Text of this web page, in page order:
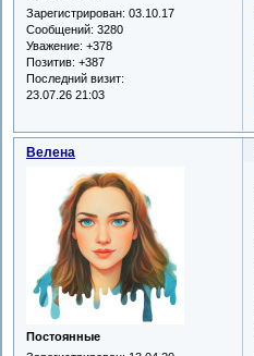
Зарегистрирован: 03.10.17
Сообщений: 3280
Уважение: +378
Позитив: +387
Последний визит:
23.07.26 21:03
Велена
Постоянные